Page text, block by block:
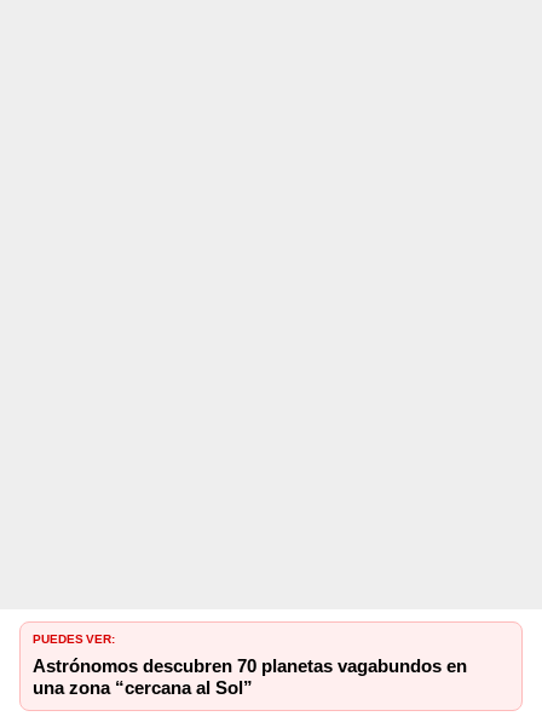
PUEDES VER:
Astrónomos descubren 70 planetas vagabundos en
una zona “cercana al Sol”